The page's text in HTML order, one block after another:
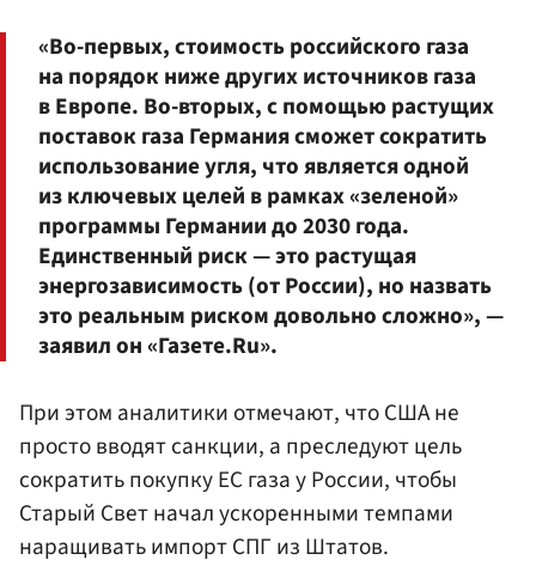
«Во-первых, стоимость российского газа
на порядок ниже других источников газа
в Европе. Во-вторых, с помощью растущих
поставок газа Германия сможет сократить
использование угля, что является одной
из ключевых целей в рамках «зеленой»
программы Германии до 2030 года.
Единственный риск — это растущая
энергозависимость (от России), но назвать
это реальным риском довольно сложно», —
заявил он «Газете.Ru».
При этом аналитики отмечают, что США не
просто вводят санкции, а преследуют цель
сократить покупку ЕС газа у России, чтобы
Старый Свет начал ускоренными темпами
наращивать импорт СПГ из Штатов.